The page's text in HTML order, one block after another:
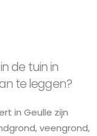
de tuin in
te leggen?
in Geulle zijn
veengrond,